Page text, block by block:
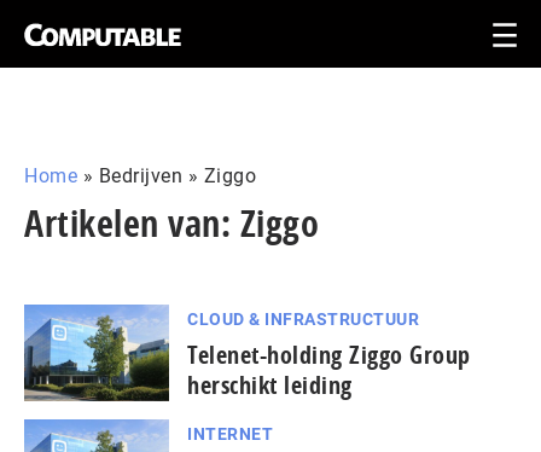
Home » Bedrijven » Ziggo
Artikelen van: Ziggo
CLOUD & INFRASTRUCTUUR
Telenet-holding Ziggo Group
herschikt leiding
INTERNET